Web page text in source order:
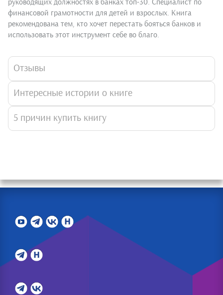
руководящих должностях в банках топ-30. Специалист по
финансовой грамотности для детей и взрослых. Книга
рекомендована тем, кто хочет перестать бояться банков и
использовать этот инструмент себе во благо.
Отзывы
Интересные истории о книге
5 причин купить книгу